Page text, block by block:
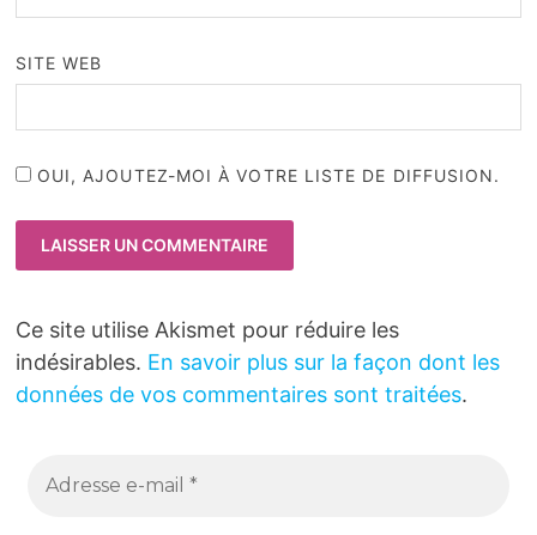
SITE WEB
OUI, AJOUTEZ-MOI À VOTRE LISTE DE DIFFUSION.
Ce site utilise Akismet pour réduire les
indésirables. En savoir plus sur la façon dont les
données de vos commentaires sont traitées.